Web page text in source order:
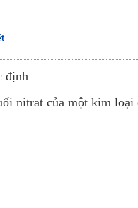
định
nitrat của một kim